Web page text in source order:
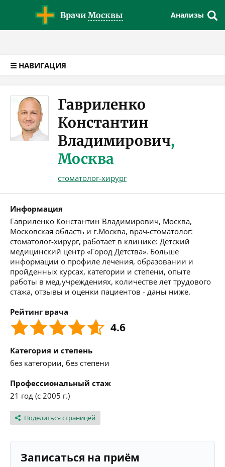
Врачи Москвы Анализы
☰ НАВИГАЦИЯ
Гавриленко
Константин
Владимирович,
Москва
стоматолог-хирург
Информация
Гавриленко Константин Владимирович, Москва,
Московская область и г.Москва, врач-стоматолог:
стоматолог-хирург, работает в клинике: Детский
медицинский центр «Город Детства». Больше
информации о профиле лечения, образовании и
пройденных курсах, категории и степени, опыте
работы в мед.учреждениях, количестве лет трудового
стажа, отзывы и оценки пациентов - даны ниже.
Рейтинг врача
4.6
Категория и степень
без категории, без степени
Профессиональный стаж
21 год (с 2005 г.)
Поделиться страницей
Записаться на приём